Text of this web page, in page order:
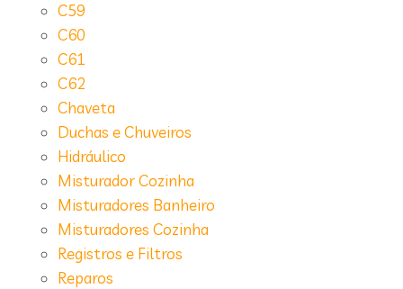
C59
C60
C61
C62
Chaveta
Duchas e Chuveiros
Hidráulico
Misturador Cozinha
Misturadores Banheiro
Misturadores Cozinha
Registros e Filtros
Reparos